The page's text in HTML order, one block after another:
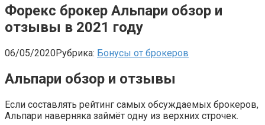
Форекс брокер Альпари обзор и
отзывы в 2021 году
06/05/2020Рубрика: Бонусы от брокеров
Альпари обзор и отзывы
Если составлять рейтинг самых обсуждаемых брокеров,
Альпари наверняка займёт одну из верхних строчек.